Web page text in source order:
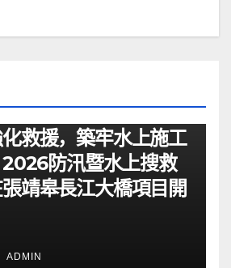
救援，築牢水上施工
防汛暨水上搜救
靖皋長江大橋項目開
ADMIN